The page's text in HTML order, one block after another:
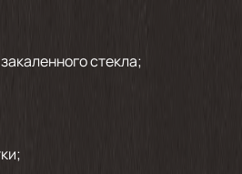
стекла;